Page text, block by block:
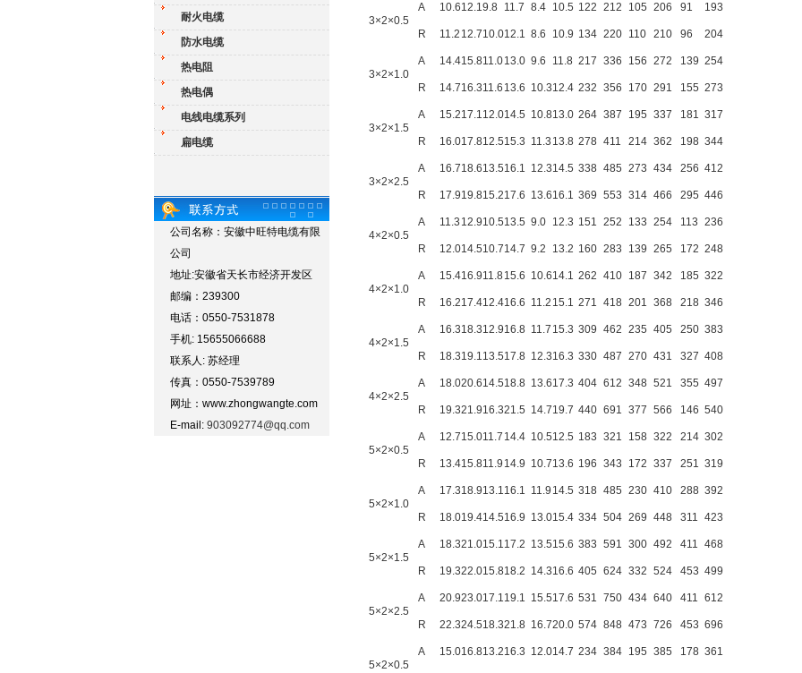
耐火电缆
防水电缆
热电阻
热电偶
电线电缆系列
扁电缆
公司名称：安徽中旺特电缆有限
公司
地址:安徽省天长市经济开发区
邮编：239300
电话：0550-7531878
手机: 15655066688
联系人: 苏经理
传真：0550-7539789
网址：www.zhongwangte.com
E-mail: 903092774@qq.com
3×2×0.5
A 10.612.19.8 11.7 8.4 10.5 122 212 105 206 91 193
R 11.2 12.710.012.1 8.6 10.9 134 220 110 210 96 204
3×2×1.0
A 14.415.811.013.0 9.6 11.8 217 336 156 272 139 254
R 14.716.311.6 13.6 10.312.4 232 356 170 291 155 273
3×2×1.5
A 15.217.112.014.5 10.813.0 264 387 195 337 181 317
R 16.017.812.515.3 11.3 13.8 278 411 214 362 198 344
3×2×2.5
A 16.718.613.516.1 12.314.5 338 485 273 434 256 412
R 17.919.815.217.6 13.616.1 369 553 314 466 295 446
4×2×0.5
A 11.3 12.910.513.5 9.0 12.3 151 252 133 254 113 236
R 12.014.510.714.7 9.2 13.2 160 283 139 265 172 248
4×2×1.0
A 15.416.911.815.6 10.614.1 262 410 187 342 185 322
R 16.217.412.416.6 11.2 15.1 271 418 201 368 218 346
4×2×1.5
A 16.318.312.916.8 11.7 15.3 309 462 235 405 250 383
R 18.319.113.517.8 12.316.3 330 487 270 431 327 408
4×2×2.5
A 18.020.614.518.8 13.617.3 404 612 348 521 355 497
R 19.321.916.321.5 14.719.7 440 691 377 566 146 540
5×2×0.5
A 12.715.011.7 14.4 10.512.5 183 321 158 322 214 302
R 13.415.811.9 14.9 10.713.6 196 343 172 337 251 319
5×2×1.0
A 17.318.913.116.1 11.9 14.5 318 485 230 410 288 392
R 18.019.414.516.9 13.015.4 334 504 269 448 311 423
5×2×1.5
A 18.321.015.117.2 13.515.6 383 591 300 492 411 468
R 19.322.015.818.2 14.316.6 405 624 332 524 453 499
5×2×2.5
A 20.923.017.119.1 15.517.6 531 750 434 640 411 612
R 22.324.518.321.8 16.720.0 574 848 473 726 453 696
5×2×0.5
A 15.016.813.216.3 12.014.7 234 384 195 385 178 361